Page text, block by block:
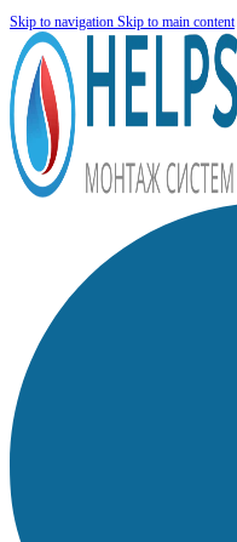
Skip to navigation Skip to main content